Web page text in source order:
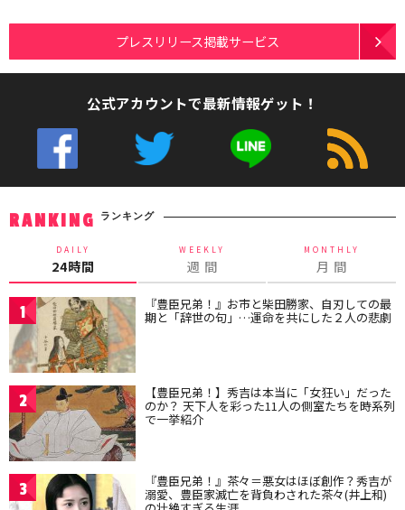
プレスリリース掲載サービス
公式アカウントで最新情報ゲット！
RANKING ランキング
DAILY
24時間
WEEKLY
週 間
MONTHLY
月 間
1 『豊臣兄弟！』お市と柴田勝家、自刃しての最
期と「辞世の句」…運命を共にした２人の悲劇
2 【豊臣兄弟！】秀吉は本当に「女狂い」だった
のか？ 天下人を彩った11人の側室たちを時系列
で一挙紹介
3 『豊臣兄弟！』茶々＝悪女はほぼ創作？秀吉が
溺愛、豊臣家滅亡を背負わされた茶々(井上和)